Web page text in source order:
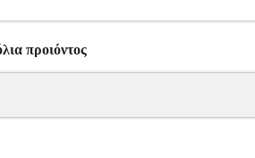
προιόντος